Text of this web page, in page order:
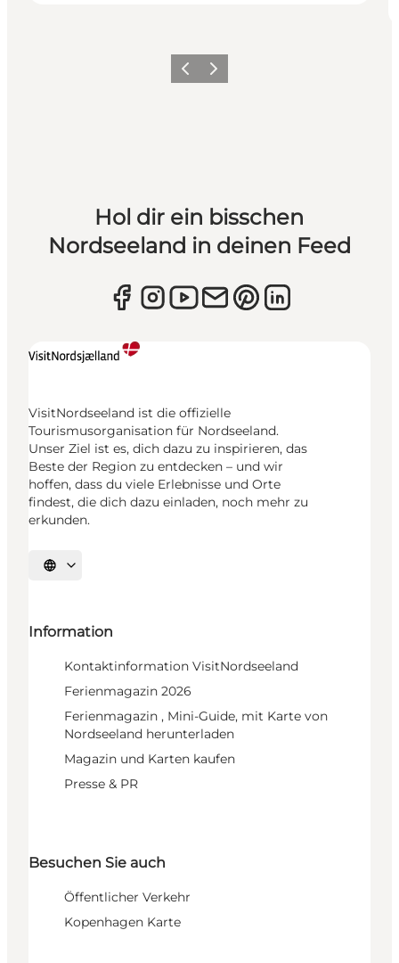
ZurückWeiter
Hol dir ein bisschen
Nordseeland in deinen Feed
VisitNordseeland ist die offizielle
Tourismusorganisation für Nordseeland.
Unser Ziel ist es, dich dazu zu inspirieren, das
Beste der Region zu entdecken – und wir
hoffen, dass du viele Erlebnisse und Orte
findest, die dich dazu einladen, noch mehr zu
erkunden.
Sprache auswählen
Information
Kontaktinformation VisitNordseeland
Ferienmagazin 2026
Ferienmagazin , Mini-Guide, mit Karte von
Nordseeland herunterladen
Magazin und Karten kaufen
Presse & PR
Besuchen Sie auch
Öffentlicher Verkehr
Kopenhagen Karte